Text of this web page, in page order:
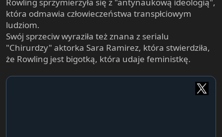
która odmawia człowieczeństwa transpłciowym
ludziom.
Swój sprzeciw wyraziła też znana z serialu
"Chirurdzy" aktorka Sara Ramirez, która stwierdziła,
że Rowling jest bigotką, która udaje feministkę.